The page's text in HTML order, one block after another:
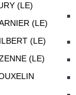
(LE)
(LE)
(LE)
(LE)